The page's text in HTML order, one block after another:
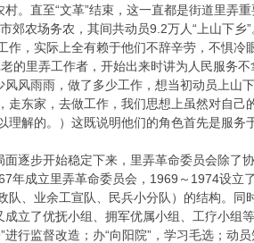
。直至“文革”结束，这一直都是街道里
郊农场务农，其间共动员9.2万人“上山下
作，实际上全有赖于他们不辞辛劳，不惧
的里弄工作者，开始出来时讲为人民服务
风风雨雨，做了多少工作，想当初动员上
东家，去做工作，我们思想上虽然对自
解的。）这既说明他们的角色首先是服务
步开始稳定下来，里弄革命委员会除了
年成立里弄革命委员会，1969～1974设
队、业余工宣队、民兵小分队）的结构。
立了优抚小组、拥军优属小组、工疗小组
行监督改造；办“向阳院”，学习毛选；动